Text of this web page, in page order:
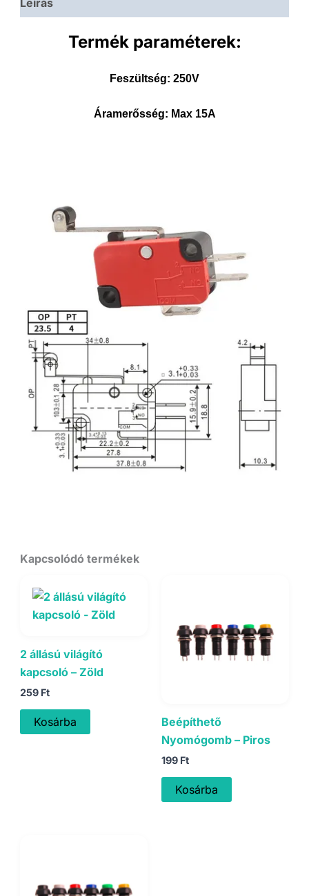
Leírás
Termék paraméterek:
Feszültség: 250V
Áramerősség: Max 15A
Kapcsolódó termékek
2 állású világító
kapcsoló – Zöld
259 Ft
Kosárba
Beépíthető
Nyomógomb – Piros
199 Ft
Kosárba